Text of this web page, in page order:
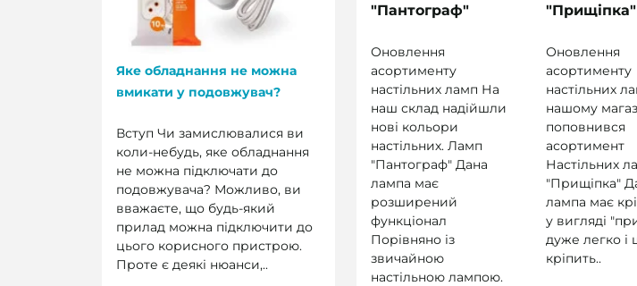
Яке обладнання не можна
вмикати у подовжувач?
Вступ Чи замислювалися ви
коли-небудь, яке обладнання
не можна підключати до
подовжувача? Можливо, ви
вважаєте, що будь-який
прилад можна підключити до
цього корисного пристрою.
Проте є деякі нюанси,..
"Пантограф"
Оновлення
асортименту
настільних ламп На
наш склад надійшли
нові кольори
настільних. Ламп
"Пантограф" Дана
лампа має
розширений
функціонал
Порівняно із
звичайною
настільною лампою.
"Прищіпка"
Оновлення
асортименту
настільних
нашому
поповнився
асортимент
Настільних
"Прищіпка"
лампа має
у вигляді
дуже легко і
кріпить..